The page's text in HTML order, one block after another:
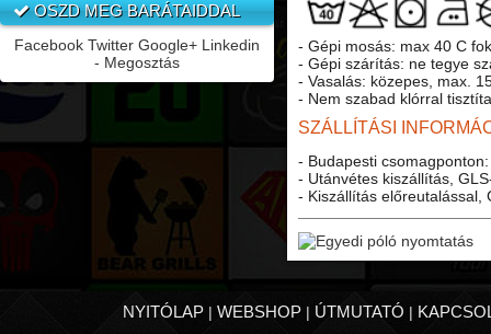
OSZD MEG BARÁTAIDDAL
Facebook Twitter Google+ Linkedin
- Megosztás
- Gépi mosás: max 40 C
- Gépi szárítás: ne tegye
- Vasalás: közepes, max.
- Nem szabad klórral
SZÁLLÍTÁSI
- Budapesti
- Utánvétes kiszállítás,
- Kiszállítás előreutalással,
NYITÓLAP | WEBSHOP | ÚTMUTATÓ |